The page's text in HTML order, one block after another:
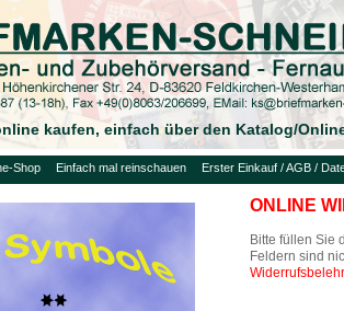
kaufen, einfach über den Katalog/
Shop Einfach mal reinschauen Erster Einkauf / AGB /
ONLINE
Bitte füllen Sie
Feldern sind